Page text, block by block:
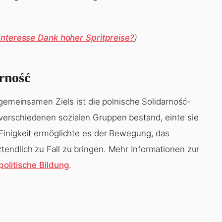
Dank hoher Spritpreise?)
Ziels ist die polnische Solidarność-
sozialen Gruppen bestand, einte sie
ermöglichte es der Bewegung, das
zu Fall zu bringen. Mehr Informationen zur
Bildung.